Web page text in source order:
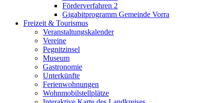
Förderverfahren 2
Gigabitprogramm Gemeinde Vorra
Freizeit & Tourismus
Veranstaltungskalender
Vereine
Pegnitzinsel
Museum
Gastronomie
Unterkünfte
Ferienwohnungen
Wohnmobilstellplätze